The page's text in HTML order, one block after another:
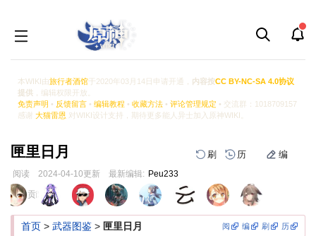
本WIKI由旅行者酒馆于2020年03月14日申请开通， 内容按CC BY-NC-SA 4.0协议
提供 ，编辑权限开放。
免责声明 • 反馈留言 • 编辑教程 • 收藏方法 • 评论管理规定 • 交流群：1018709157
感谢 大猫雷恩 对WIKI设计支持，期待更多能人异士加入原神WIKI。
匣里日月 刷 历 编
阅读 2024-04-10更新 最新编辑: Peu233
跳
到
导
跳
到
搜
页面贡献者 :
阅 编 刷 历
首页 > 武器图鉴 > 匣里日月